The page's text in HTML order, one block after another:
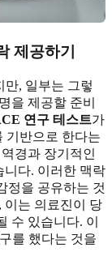
제공하기
만, 일부는 그렇
을 제공할 준비
연구 테스트가
기반으로 한다는
경과 장기적인
니다. 이러한 맥락
정을 공유하는 것
이는 의료진이 당
수 있습니다. 이
를 했다는 것을